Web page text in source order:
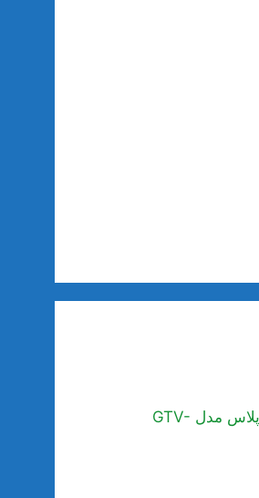
تلویزیون جی پلاس مدل GTV-